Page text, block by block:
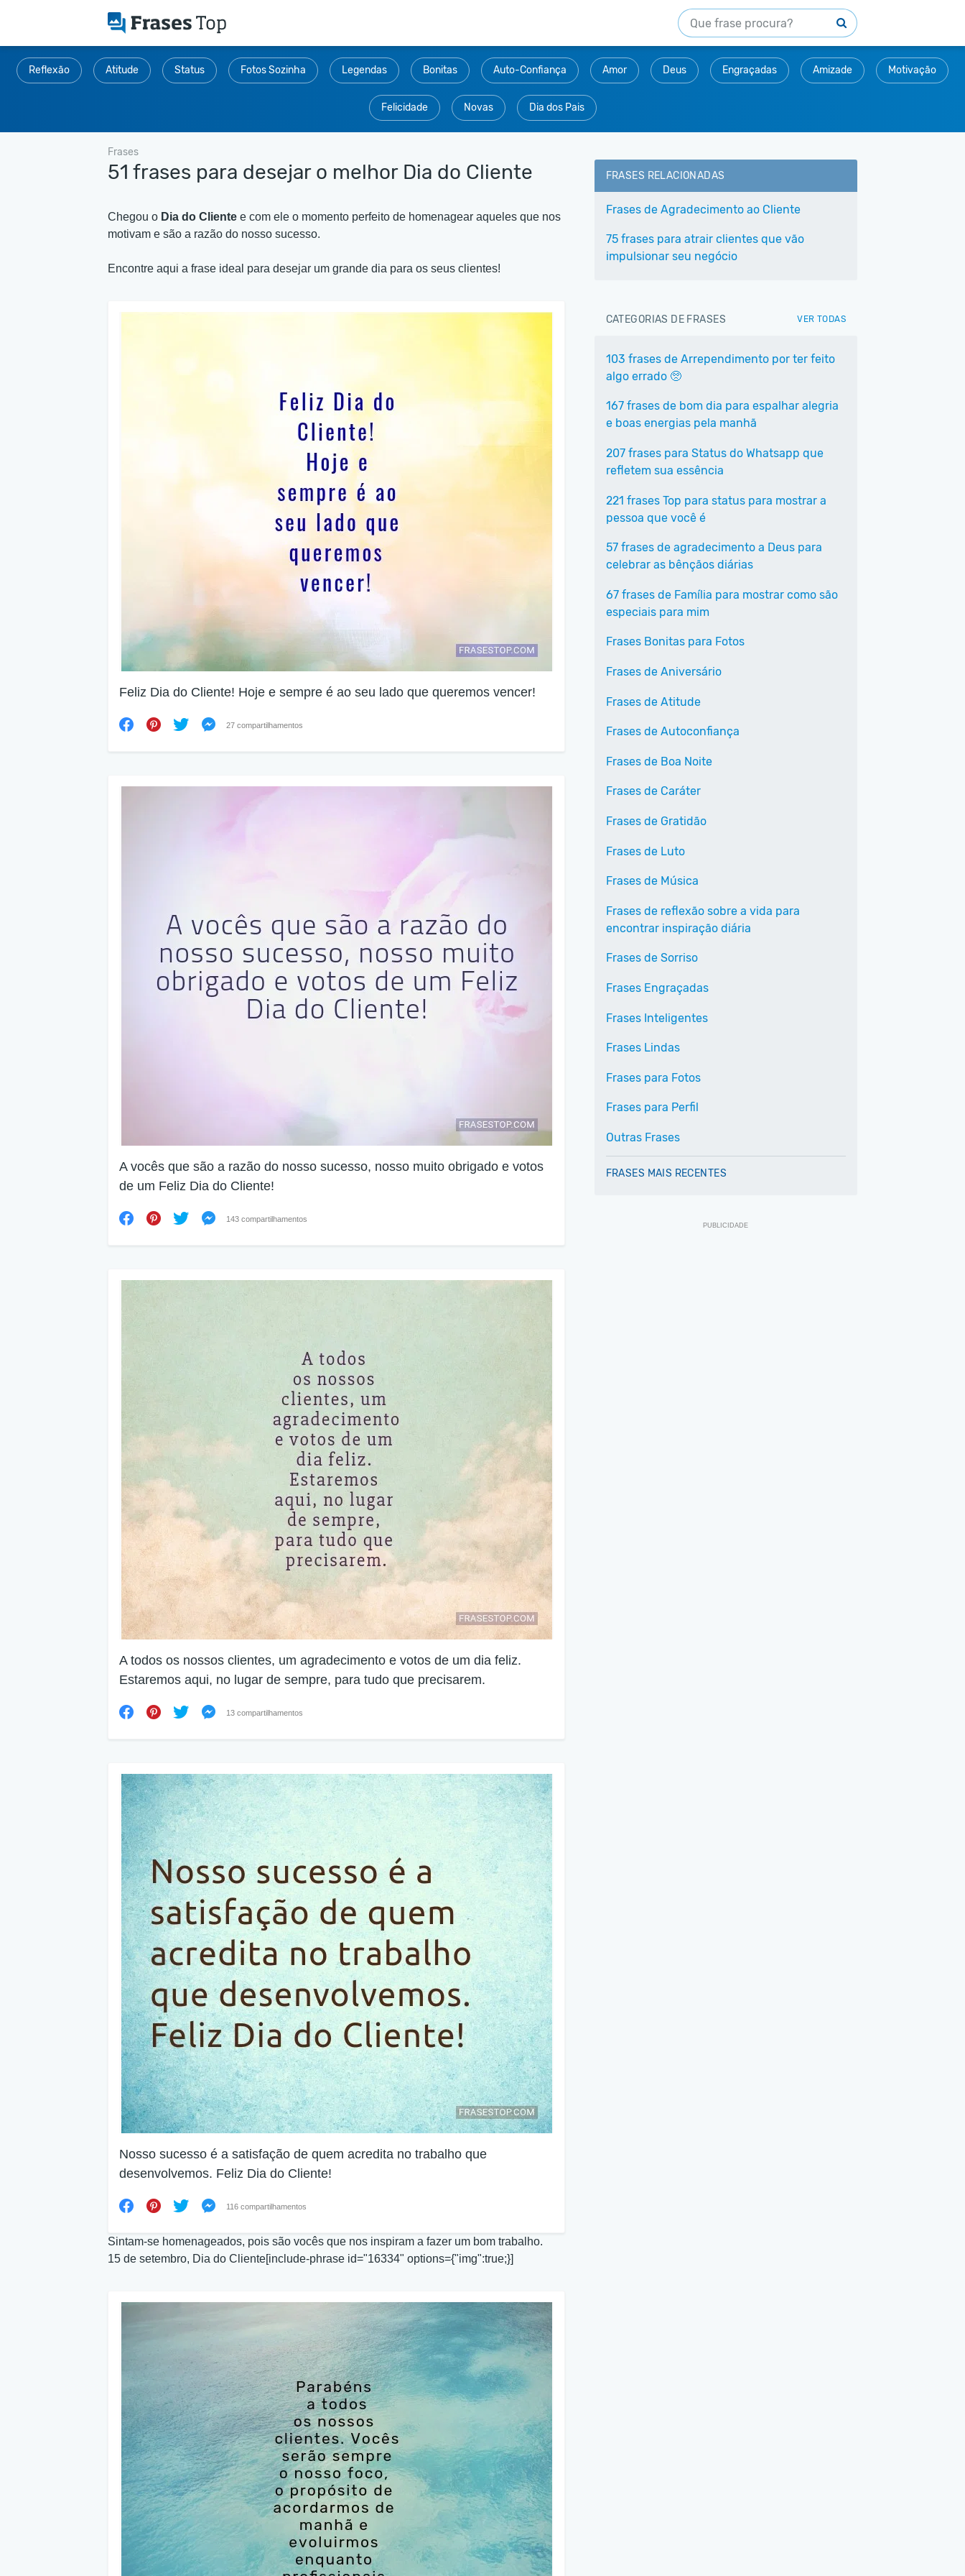
Reflexão Atitude Status Fotos Sozinha Legendas Bonitas Auto-Confiança Amor Deus Engraçadas Amizade Motivação
Felicidade Novas Dia dos Pais
Frases
51 frases para desejar o melhor Dia do Cliente
Chegou o Dia do Cliente e com ele o momento perfeito de homenagear aqueles que nos
motivam e são a razão do nosso sucesso.
Encontre aqui a frase ideal para desejar um grande dia para os seus clientes!
Feliz Dia do Cliente! Hoje e sempre é ao seu lado que queremos vencer!
27 compartilhamentos
A vocês que são a razão do nosso sucesso, nosso muito obrigado e votos
de um Feliz Dia do Cliente!
143 compartilhamentos
A todos os nossos clientes, um agradecimento e votos de um dia feliz.
Estaremos aqui, no lugar de sempre, para tudo que precisarem.
13 compartilhamentos
Nosso sucesso é a satisfação de quem acredita no trabalho que
desenvolvemos. Feliz Dia do Cliente!
116 compartilhamentos
Sintam-se homenageados, pois são vocês que nos inspiram a fazer um bom trabalho.
15 de setembro, Dia do Cliente[include-phrase id="16334" options={"img":true;}]
FRASES RELACIONADAS
Frases de Agradecimento ao Cliente
75 frases para atrair clientes que vão
impulsionar seu negócio
CATEGORIAS DE FRASES VER TODAS
103 frases de Arrependimento por ter feito
algo errado 🥺
167 frases de bom dia para espalhar alegria
e boas energias pela manhã
207 frases para Status do Whatsapp que
refletem sua essência
221 frases Top para status para mostrar a
pessoa que você é
57 frases de agradecimento a Deus para
celebrar as bênçãos diárias
67 frases de Família para mostrar como são
especiais para mim
Frases Bonitas para Fotos
Frases de Aniversário
Frases de Atitude
Frases de Autoconfiança
Frases de Boa Noite
Frases de Caráter
Frases de Gratidão
Frases de Luto
Frases de Música
Frases de reflexão sobre a vida para
encontrar inspiração diária
Frases de Sorriso
Frases Engraçadas
Frases Inteligentes
Frases Lindas
Frases para Fotos
Frases para Perfil
Outras Frases
FRASES MAIS RECENTES